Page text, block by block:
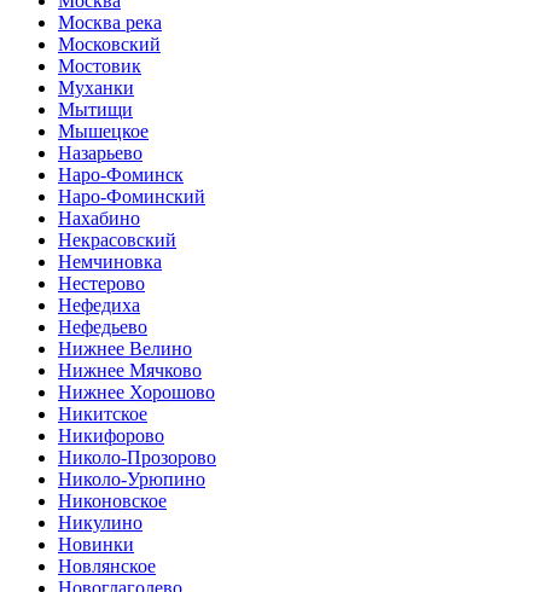
Москва река
Московский
Мостовик
Муханки
Мытищи
Мышецкое
Назарьево
Наро-Фоминск
Наро-Фоминский
Нахабино
Некрасовский
Немчиновка
Нестерово
Нефедиха
Нефедьево
Нижнее Велино
Нижнее Мячково
Нижнее Хорошово
Никитское
Никифорово
Николо-Прозорово
Николо-Урюпино
Никоновское
Никулино
Новинки
Новлянское